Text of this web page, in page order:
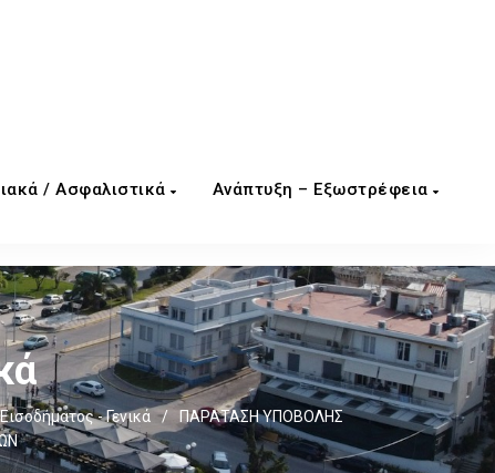
/ Ασφαλιστικά Ανάπτυξη – Εξωστρέφεια
- Γενικά /
ΠΑΡΑΤΑΣΗ ΥΠΟΒΟΛΗΣ